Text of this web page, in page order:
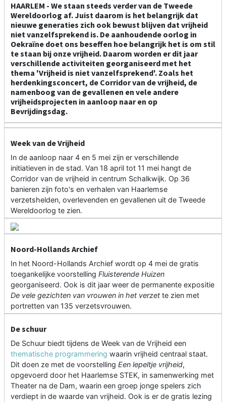
HAARLEM - We staan steeds verder van de Tweede
Wereldoorlog af. Juist daarom is het belangrijk dat
nieuwe generaties zich ook bewust blijven dat vrijheid
niet vanzelfsprekend is. De aanhoudende oorlog in
Oekraïne doet ons beseffen hoe belangrijk het is om stil
te staan bij onze vrijheid. Daarom worden er dit jaar
verschillende activiteiten georganiseerd met het
thema 'Vrijheid is niet vanzelfsprekend'. Zoals het
herdenkingsconcert, de Corridor van de vrijheid, de
namenboog van de gevallenen en vele andere
vrijheidsprojecten in aanloop naar en op
Bevrijdingsdag.
Week van de Vrijheid
In de aanloop naar 4 en 5 mei zijn er verschillende
initiatieven in de stad. Van 18 april tot 11 mei hangt de
Corridor van de vrijheid in centrum Schalkwijk. Op 36
banieren zijn foto's en verhalen van Haarlemse
verzetshelden, overlevenden en gevallenen uit de Tweede
Wereldoorlog te zien.
Noord-Hollands Archief
In het Noord-Hollands Archief wordt op 4 mei de gratis
toegankelijke voorstelling Fluisterende Huizen
georganiseerd. Ook is dit jaar weer de permanente expositie
De vele gezichten van vrouwen in het verzet te zien met
portretten van 135 verzetsvrouwen.
De schuur
De Schuur biedt tijdens de Week van de Vrijheid een
thematische programmering waarin vrijheid centraal staat.
Dit doen ze met de voorstelling Een lepeltje vrijheid,
opgevoerd door het Haarlemse STEK, in samenwerking met
Theater na de Dam, waarin een groep jonge spelers zich
verdiept in de waarde van vrijheid. Ook is er de gratis lezing